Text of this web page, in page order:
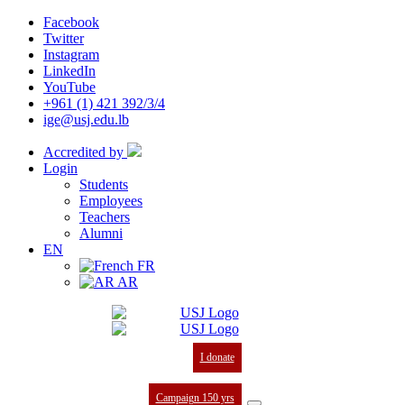
Facebook
Twitter
Instagram
LinkedIn
YouTube
+961 (1) 421 392/3/4
ige@usj.edu.lb
Accredited by
Login
Students
Employees
Teachers
Alumni
EN
FR
AR
I donate
Campaign 150 yrs